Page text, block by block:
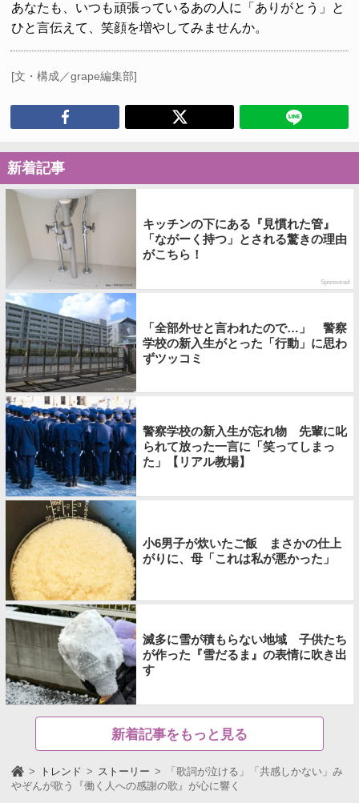
あなたも、いつも頑張っているあの人に「ありがとう」と
ひと言伝えて、笑顔を増やしてみませんか。
[文・構成／grape編集部]
新着記事
キッチンの下にある『見慣れた管』
「ながーく持つ」とされる驚きの理由
がこちら！
Sponsored
「全部外せと言われたので…」 警察
学校の新入生がとった「行動」に思わ
ずツッコミ
警察学校の新入生が忘れ物 先輩に叱
られて放った一言に「笑ってしまっ
た」【リアル教場】
小6男子が炊いたご飯 まさかの仕上
がりに、母「これは私が悪かった」
滅多に雪が積もらない地域 子供たち
が作った『雪だるま』の表情に吹き出
す
新着記事をもっと見る
トレンド ストーリー
「歌詞が泣ける」「共感しかない」み
やぞんが歌う『働く人への感謝の歌』が心に響く